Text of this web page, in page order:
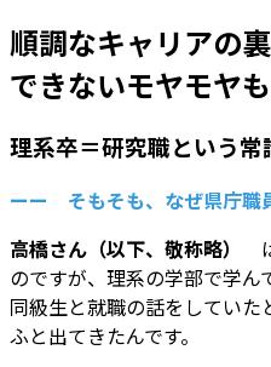
順調なキャリアの
できないモヤモヤも
理系卒＝研究職という
ーー そもそも、なぜ県庁職
高橋さん（以下、敬称略）
のですが、理系の学部で学ん
同級生と就職の話をしてい
ふと出てきたんです。